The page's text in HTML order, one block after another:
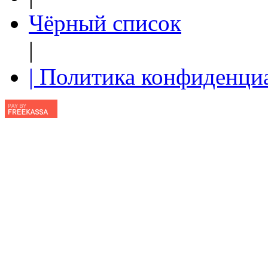
Чёрный список
|
| Политика